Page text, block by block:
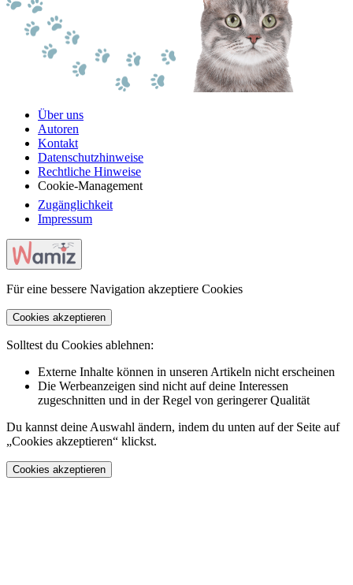
Über uns
Autoren
Kontakt
Datenschutzhinweise
Rechtliche Hinweise
Cookie-Management
Zugänglichkeit
Impressum
Für eine bessere Navigation akzeptiere Cookies
Cookies akzeptieren
Solltest du Cookies ablehnen:
Externe Inhalte können in unseren Artikeln nicht erscheinen
Die Werbeanzeigen sind nicht auf deine Interessen
zugeschnitten und in der Regel von geringerer Qualität
Du kannst deine Auswahl ändern, indem du unten auf der Seite auf
„Cookies akzeptieren“ klickst.
Cookies akzeptieren